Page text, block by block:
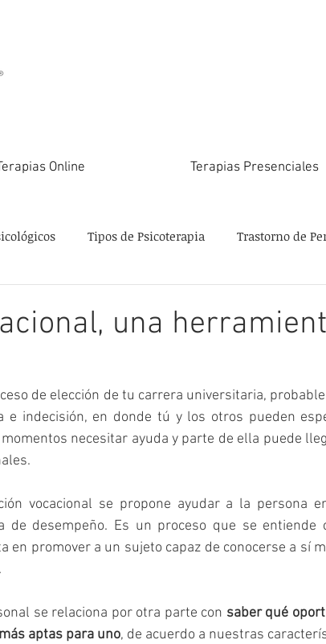
Online Terapias Presenciales
Tipos de Psicoterapia Trastorno de
una
de elección de tu carrera universitaria,
e indecisión, en donde tú y los otros pueden
necesitar ayuda y parte de ella puede
vocacional se propone ayudar a la persona
de desempeño. Es un proceso que se entiende
en promover a un sujeto capaz de conocerse a sí
se relaciona por otra parte con saber qué
aptas para uno, de acuerdo a nuestras